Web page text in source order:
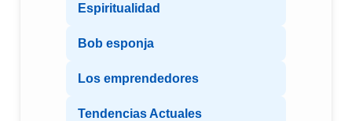
Espiritualidad
Bob esponja
Los emprendedores
Tendencias Actuales